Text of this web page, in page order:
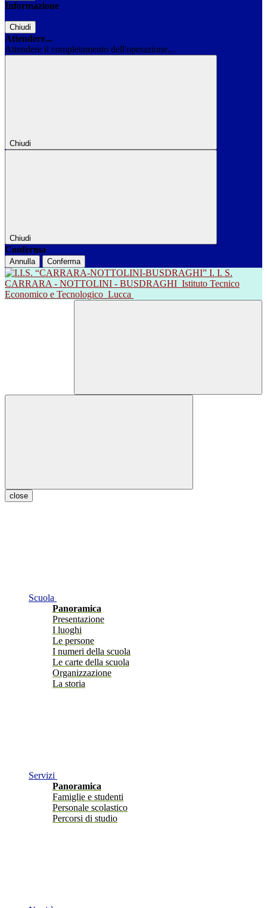
Informazione
Chiudi
Attendere...
Attendere il completamento dell'operazione...
Chiudi
Chiudi
Conferma
Annulla Conferma
I. I. S.
CARRARA - NOTTOLINI - BUSDRAGHI Istituto Tecnico
Economico e Tecnologico Lucca
close
Scuola
Panoramica
Presentazione
I luoghi
Le persone
I numeri della scuola
Le carte della scuola
Organizzazione
La storia
Servizi
Panoramica
Famiglie e studenti
Personale scolastico
Percorsi di studio